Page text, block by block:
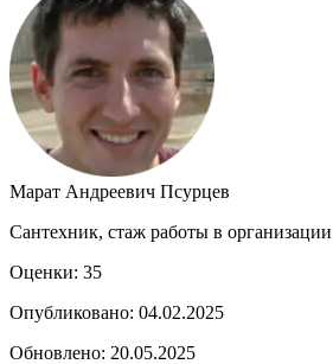
Марат Андреевич Псурцев
Сантехник, стаж работы в
Оценки: 35
Опубликовано: 04.02.2025
Обновлено: 20.05.2025